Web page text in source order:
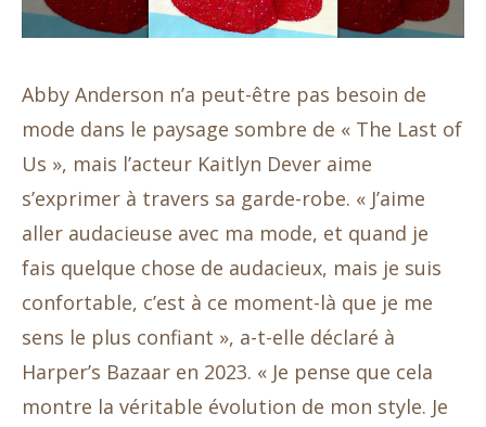
Abby Anderson n’a peut-être pas besoin de
mode dans le paysage sombre de « The Last of
Us », mais l’acteur Kaitlyn Dever aime
s’exprimer à travers sa garde-robe. « J’aime
aller audacieuse avec ma mode, et quand je
fais quelque chose de audacieux, mais je suis
confortable, c’est à ce moment-là que je me
sens le plus confiant », a-t-elle déclaré à
Harper’s Bazaar en 2023. « Je pense que cela
montre la véritable évolution de mon style. Je